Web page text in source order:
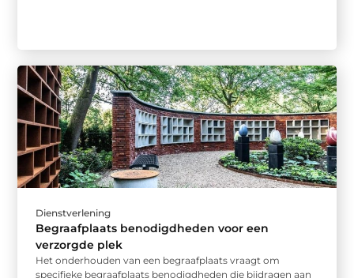
Dienstverlening
Begraafplaats benodigdheden voor een
verzorgde plek
Het onderhouden van een begraafplaats vraagt om
specifieke begraafplaats benodigdheden die bijdragen aan